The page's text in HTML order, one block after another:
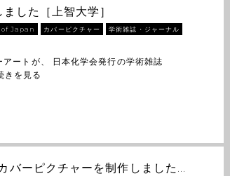
した［上智大学］
Japan カバーピクチャー
学術雑誌・ジャーナル
ートが、 日本化学会発行の学術雑誌
きを見る
ーピクチャーを制作しました…